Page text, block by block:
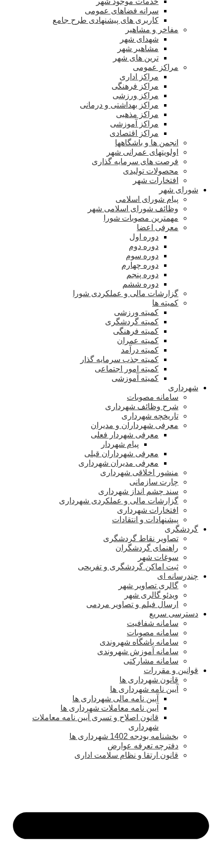
سرانه فضاهای عمومی
کاربری های پیشنهادی طرح جامع
مفاخر و مشاهیر
شهدای شهر
مشاهیر شهر
ترین های شهر
مراکز عمومی
مراکز اداری
مراکز فرهنگی
مراکز ورزشی
مراکز بهداشتی و درمانی
مراکز مذهبی
مراکز آموزشی
مراکز اقتصادی
انجمن ها و باشگاهها
اولویتهای عمرانی شهر
فرصت های سرمایه گذاری
محصولات تولیدی
افتخارات شهر
شورای شهر
پیام شورای اسلامی
وظائف شورای اسلامی شهر
مهمترین مصوبات شورا
معرفی اعضا
دوره اول
دوره دوم
دوره سوم
دوره چهارم
دوره پنجم
دوره ششم
گزارشات مالی و عملکردی شورا
کمیته ها
کمیته ورزشی
کمیته گردشگری
کمیته فرهنگی
کمیته عمران
کمیته درآمد
کمیته جذب سرمایه گذار
کمیته امور اجتماعی
کمیته آموزشی
شهرداری
سامانه مصوبات
شرح وظائف شهرداری
تاریخچه شهرداری
معرفی شهرداران و مدیران
معرفی شهردار فعلی
پیام شهردار
معرفی شهرداران قبلی
معرفی مدیران شهرداری
منشور اخلاقی شهرداری
چارت سازمانی
سند چشم انداز شهرداری
گزارشات مالی و عملکردی شهرداری
افتخارات شهرداری
پیشنهادات و انتقادات
گردشگری
تصاویر نقاط گردشگری
راهنمای گردشگران
سوغات شهر
ثبت اماکن گردشگری و تفریحی
چندرسانه ای
گالری تصاویر شهر
ویدئو گالری شهر
ارسال فیلم و تصاویر مردمی
دسترسی سریع
سامانه شفافیت
سامانه مصوبات
سامانه باشگاه شهروندی
سامانه آموزش شهروندی
سامانه مشارکتی
قوانین و مقررات
قانون شهرداری ها
آیین نامه شهرداری ها
آیین نامه مالی شهرداری ها
آیین نامه معاملات شهرداری ها
قانون اصلاح و تسری آیین نامه معاملات
شهرداری
بخشنامه بودجه 1402 شهرداری ها
دفترچه تعرفه عوارض
قانون ارتقا و نظام سلامت اداری